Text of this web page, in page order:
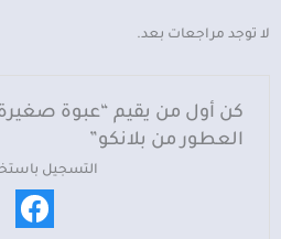
العطور
لا توجد مراجعات بعد.
كن أول من يقيم “عبوة صغيرة
العطور من بلانكو”
التسجيل